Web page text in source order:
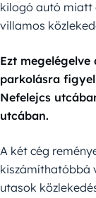
kilogó autó miatt
villamos
Ezt
parkolásra
Nefelejcs
utcában.
A két cég
kiszámíthatóbbá
utasok